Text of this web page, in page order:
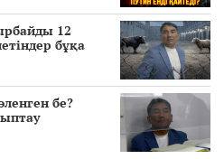
12
бұқа
бе?